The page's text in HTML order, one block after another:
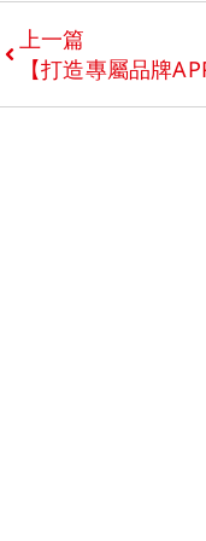
上一篇
【打造專屬品牌